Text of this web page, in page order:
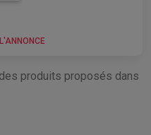
produits proposés dans